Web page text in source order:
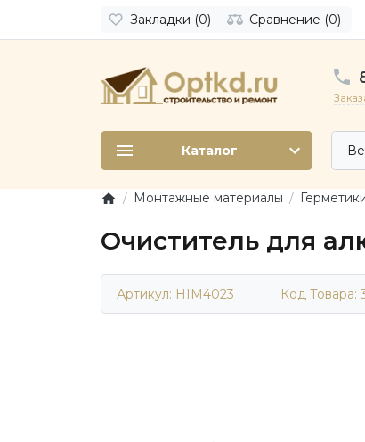
Закладки (0) Сравнение (0)
Каталог
Монтажные материалы
Очиститель для
Артикул: HIM4023 Код Товара: